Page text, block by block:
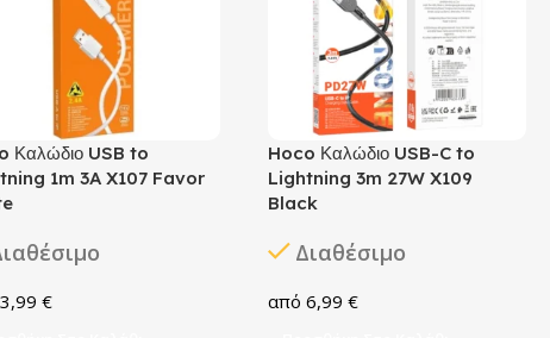
Καλώδιο USB to
1m 3A X107 Favor
3,99€
Hoco Καλώδιο USB-C to
Lightning 3m 27W X109
Black
Διαθέσιμο
6,99€